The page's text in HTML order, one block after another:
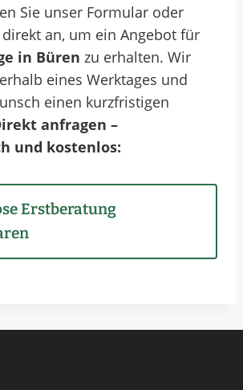
Sie unser Formular oder
an, um ein Angebot für
in Büren zu erhalten. Wir
eines Werktages und
einen kurzfristigen
anfragen –
und kostenlos:
Erstberatung